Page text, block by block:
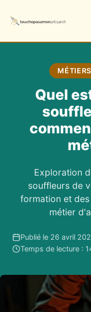
Quel
Exploration
souffleurs de
formation et
métier
Publié le 26 avril
Temps de lecture :